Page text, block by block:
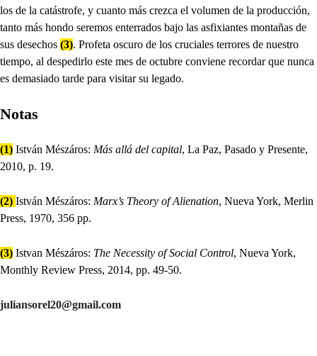
los de la catástrofe, y cuanto más crezca el volumen de la producción,
tanto más hondo seremos enterrados bajo las asfixiantes montañas de
sus desechos (3). Profeta oscuro de los cruciales terrores de nuestro
tiempo, al despedirlo este mes de octubre conviene recordar que nunca
es demasiado tarde para visitar su legado.
Notas
(1) István Mészáros: Más allá del capital, La Paz, Pasado y Presente,
2010, p. 19.
(2) István Mészáros: Marx’s Theory of Alienation, Nueva York, Merlin
Press, 1970, 356 pp.
(3) Istvan Mészáros: The Necessity of Social Control, Nueva York,
Monthly Review Press, 2014, pp. 49-50.
juliansorel20@gmail.com